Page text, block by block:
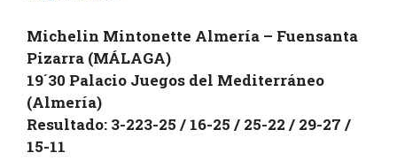
Michelin Mintonette Almería – Fuensanta
Pizarra (MÁLAGA)
19´30 Palacio Juegos del Mediterráneo
(Almería)
Resultado: 3-223-25 / 16-25 / 25-22 / 29-27 /
15-11